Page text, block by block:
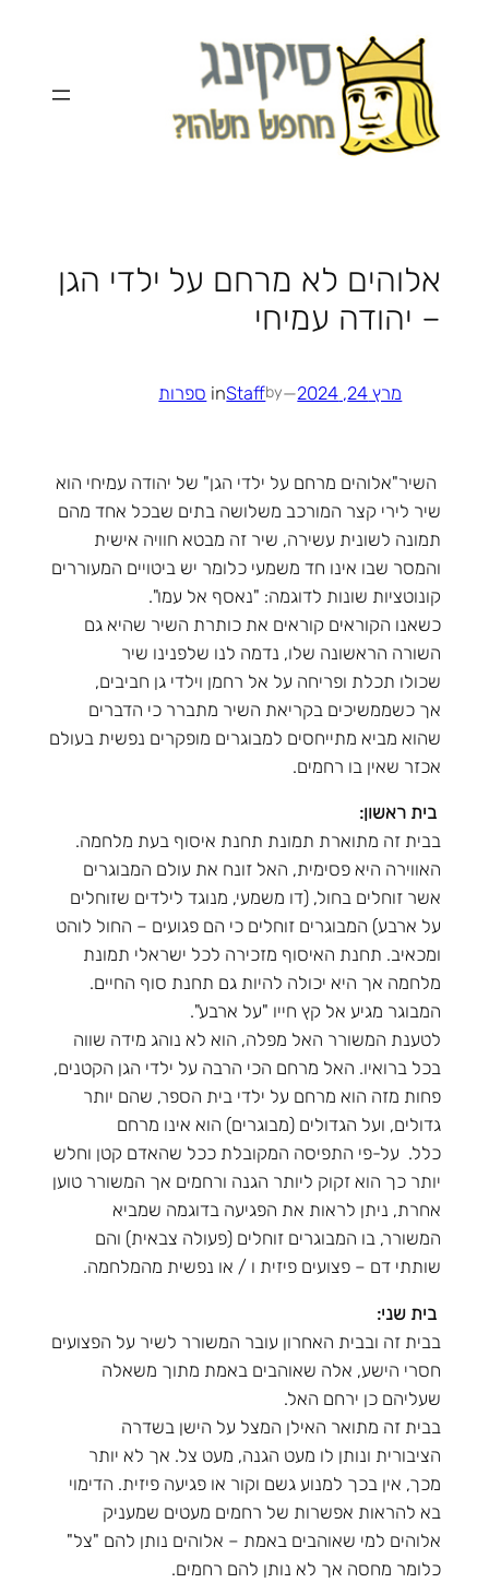
אלוהים לא מרחם על ילדי הגן
– יהודה עמיחי
מרץ 24, 2024 —
by
Staff
in ספרות
השיר"אלוהים מרחם על ילדי הגן" של יהודה עמיחי הוא
שיר לירי קצר המורכב משלושה בתים שבכל אחד מהם
תמונה לשונית עשירה, שיר זה מבטא חוויה אישית
והמסר שבו אינו חד משמעי כלומר יש ביטויים המעוררים
קונוטציות שונות לדוגמה: "נאסף אל עמו".
כשאנו הקוראים קוראים את כותרת השיר שהיא גם
השורה הראשונה שלו, נדמה לנו שלפנינו שיר
שכולו תכלת ופריחה על אל רחמן וילדי גן חביבים,
אך כשממשיכים בקריאת השיר מתברר כי הדברים
שהוא מביא מתייחסים למבוגרים מופקרים נפשית בעולם
אכזר שאין בו רחמים.
בית ראשון:
בבית זה מתוארת תמונת תחנת איסוף בעת מלחמה.
האווירה היא פסימית, האל זונח את עולם המבוגרים
אשר זוחלים בחול, (דו משמעי, מנוגד לילדים שזוחלים
על ארבע) המבוגרים זוחלים כי הם פגועים – החול לוהט
ומכאיב. תחנת האיסוף מזכירה לכל ישראלי תמונת
מלחמה אך היא יכולה להיות גם תחנת סוף החיים.
המבוגר מגיע אל קץ חייו "על ארבע".
לטענת המשורר האל מפלה, הוא לא נוהג מידה שווה
בכל ברואיו. האל מרחם הכי הרבה על ילדי הגן הקטנים,
פחות מזה הוא מרחם על ילדי בית הספר, שהם יותר
גדולים, ועל הגדולים (מבוגרים) הוא אינו מרחם
כלל. על-פי התפיסה המקובלת ככל שהאדם קטן וחלש
יותר כך הוא זקוק ליותר הגנה ורחמים אך המשורר טוען
אחרת, ניתן לראות את הפגיעה בדוגמה שמביא
המשורר, בו המבוגרים זוחלים (פעולה צבאית) והם
שותתי דם – פצועים פיזית ו / או נפשית מהמלחמה.
בית שני:
בבית זה ובבית האחרון עובר המשורר לשיר על הפצועים
חסרי הישע, אלה שאוהבים באמת מתוך משאלה
שעליהם כן ירחם האל.
בבית זה מתואר האילן המצל על הישן בשדרה
הציבורית ונותן לו מעט הגנה, מעט צל. אך לא יותר
מכך, אין בכך למנוע גשם וקור או פגיעה פיזית. הדימוי
בא להראות אפשרות של רחמים מעטים שמעניק
אלוהים למי שאוהבים באמת – אלוהים נותן להם "צל"
כלומר מחסה אך לא נותן להם רחמים.